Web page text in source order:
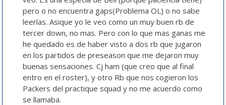
pero o no encuentra gaps(Problema OL) o no sabe
leerlas. Asique yo le veo como un muy buen rb de
tercer down, no mas. Pero con lo que mas ganas me
he quedado es de haber visto a dos rb que jugaron
en los partidos de preseason que me dejaron muy
buenas sensaciones. Cj ham (que creo que al final
entro en el roster), y otro Rb que nos cogieron los
Packers del practique squad y no me acuerdo como
se llamaba.